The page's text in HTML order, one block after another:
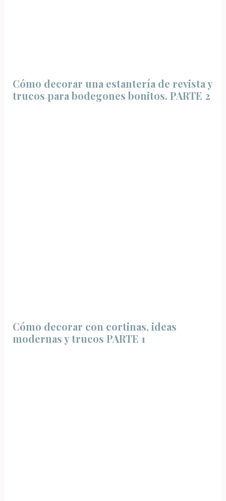
Cómo decorar una estantería de revista y
trucos para bodegones bonitos. PARTE 2
Cómo decorar con cortinas, ideas
modernas y trucos PARTE 1